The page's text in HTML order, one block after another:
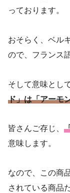
っております。
おそらく、ベル
ので、フランス
そして意味とし
ド」は「アーモ
皆さんご存じ、
意味します。
なので、この商
されている商品